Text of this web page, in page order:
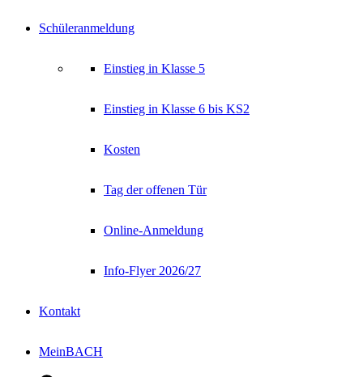
Schüleranmeldung
Einstieg in Klasse 5
Einstieg in Klasse 6 bis KS2
Kosten
Tag der offenen Tür
Online-Anmeldung
Info-Flyer 2026/27
Kontakt
MeinBACH